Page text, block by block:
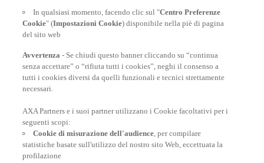
Assicurazione Vacanza|Assicurazione ritardo volo:
cosa copre il rimborso dovuto a ritardo aereo |
Assicurazione viaggio e coronavirus
POLIZZE VIAGGIO
In qualsiasi momento, facendo clic sul "Centro Preferenze
Cookie" (Impostazioni Cookie) disponibile nella piè di pagina
del sito web
Avvertenza - Se chiudi questo banner cliccando su “continua
senza accettare” o “rifiuta tutti i cookies”, neghi il consenso a
tutti i cookies diversi da quelli funzionali e tecnici strettamente
necessari.
AXA Partners e i suoi partner utilizzano i Cookie facoltativi per i
seguenti scopi:
Cookie di misurazione dell'audience, per compilare
statistiche basate sull'utilizzo del nostro sito Web, eccettuata la
profilazione